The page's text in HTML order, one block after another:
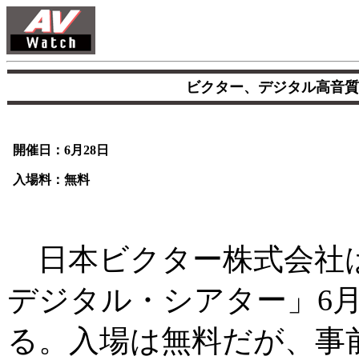
ビクター、デジタル高音
開催日：6月28日
入場料：無料
日本ビクター株式会社
デジタル・シアター」6
る。入場は無料だが、